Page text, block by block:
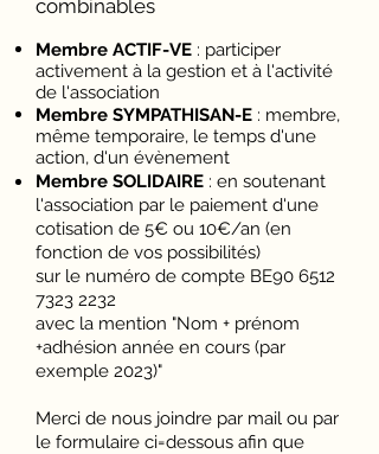
combinables
Membre ACTIF-VE : participer
activement à la gestion et à l'activité
de l'association
Membre SYMPATHISAN-E : membre,
même temporaire, le temps d'une
action, d'un évènement
Membre SOLIDAIRE : en soutenant
l'association par le paiement d'une
cotisation de 5€ ou 10€/an (en
fonction de vos possibilités)
sur le numéro de compte BE90 6512
7323 2232
avec la mention "Nom + prénom
+adhésion année en cours (par
exemple 2023)"
Merci de nous joindre par mail ou par
le formulaire ci=dessous afin que